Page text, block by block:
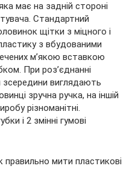
має на задній стороні
Стандартний
щітки з міцного і
з вбудованими
м’якою вставкою
При роз’єднанні
зсередини виглядають
зручна ручка, на іншій
різноманітні.
і 2 змінні гумові
мити пластикові